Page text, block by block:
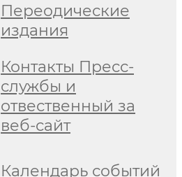
Переодические
издания
Контакты Пресс-
службы и
отвественный за
веб-сайт
Календарь событий